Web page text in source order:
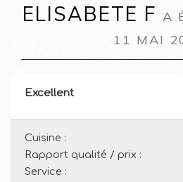
ELISABETE F A
11 MAI
Excellent
Cuisine :
Rapport qualité / prix :
Service :